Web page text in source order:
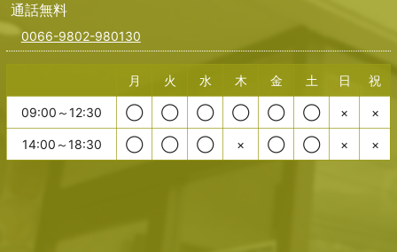
通話無料
0066-9802-980130
月 火 水 木 金 土 日 祝
09:00～12:30 ◯ ◯ ◯ ◯ ◯ ◯ × ×
14:00～18:30 ◯ ◯ ◯ × ◯ ◯ × ×